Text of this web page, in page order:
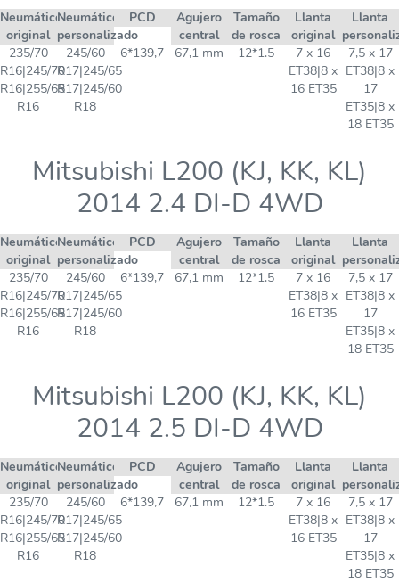
Neumático
original
Neumático
personalizado
PCD
Agujero
central
Tamaño
de rosca
Llanta
original
Llanta
235/70
R16|245/70
R16|255/65
R16
245/60
R17|245/65
R17|245/60
R18
6*139,7 67,1 mm 12*1.5
7 x 16
ET38|8 x
16 ET35
7,5 x 17
ET38|8 x
17
ET35|8 x
18 ET35
Mitsubishi L200 (KJ, KK, KL)
2014 2.4 DI-D 4WD
Neumático
original
Neumático
personalizado
PCD
Agujero
central
Tamaño
de rosca
Llanta
original
Llanta
235/70
R16|245/70
R16|255/65
R16
245/60
R17|245/65
R17|245/60
R18
6*139,7 67,1 mm 12*1.5
7 x 16
ET38|8 x
16 ET35
7,5 x 17
ET38|8 x
17
ET35|8 x
18 ET35
Mitsubishi L200 (KJ, KK, KL)
2014 2.5 DI-D 4WD
Neumático
original
Neumático
personalizado
PCD
Agujero
central
Tamaño
de rosca
Llanta
original
Llanta
235/70
R16|245/70
R16|255/65
R16
245/60
R17|245/65
R17|245/60
R18
6*139,7 67,1 mm 12*1.5
7 x 16
ET38|8 x
16 ET35
7,5 x 17
ET38|8 x
17
ET35|8 x
18 ET35